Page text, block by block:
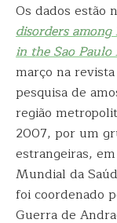
Os dados estão
disorders
in the Sao
março na
pesquisa de
região
2007, por um
estrangeiras,
Mundial da
foi coordenado
Guerra de